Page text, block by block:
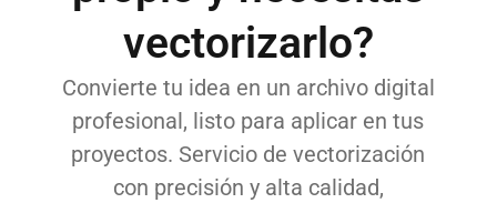
vectorizarlo?
Convierte tu idea en un archivo digital
profesional, listo para aplicar en tus
proyectos. Servicio de vectorización
con precisión y alta calidad,